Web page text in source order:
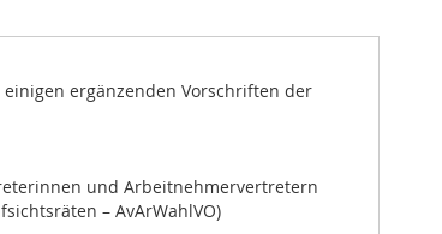
einigen ergänzenden Vorschriften der
und Arbeitnehmervertretern
– AvArWahlVO)